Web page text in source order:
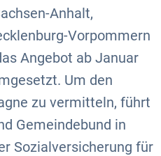
Anhalt,
Vorpommern
Angebot ab Januar
Um den
zu vermitteln, führt
Gemeindebund in
Sozialversicherung für